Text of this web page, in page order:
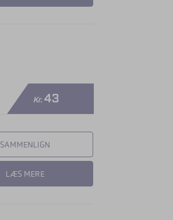
Kr.43
SAMMENLIGN
LÆS MERE